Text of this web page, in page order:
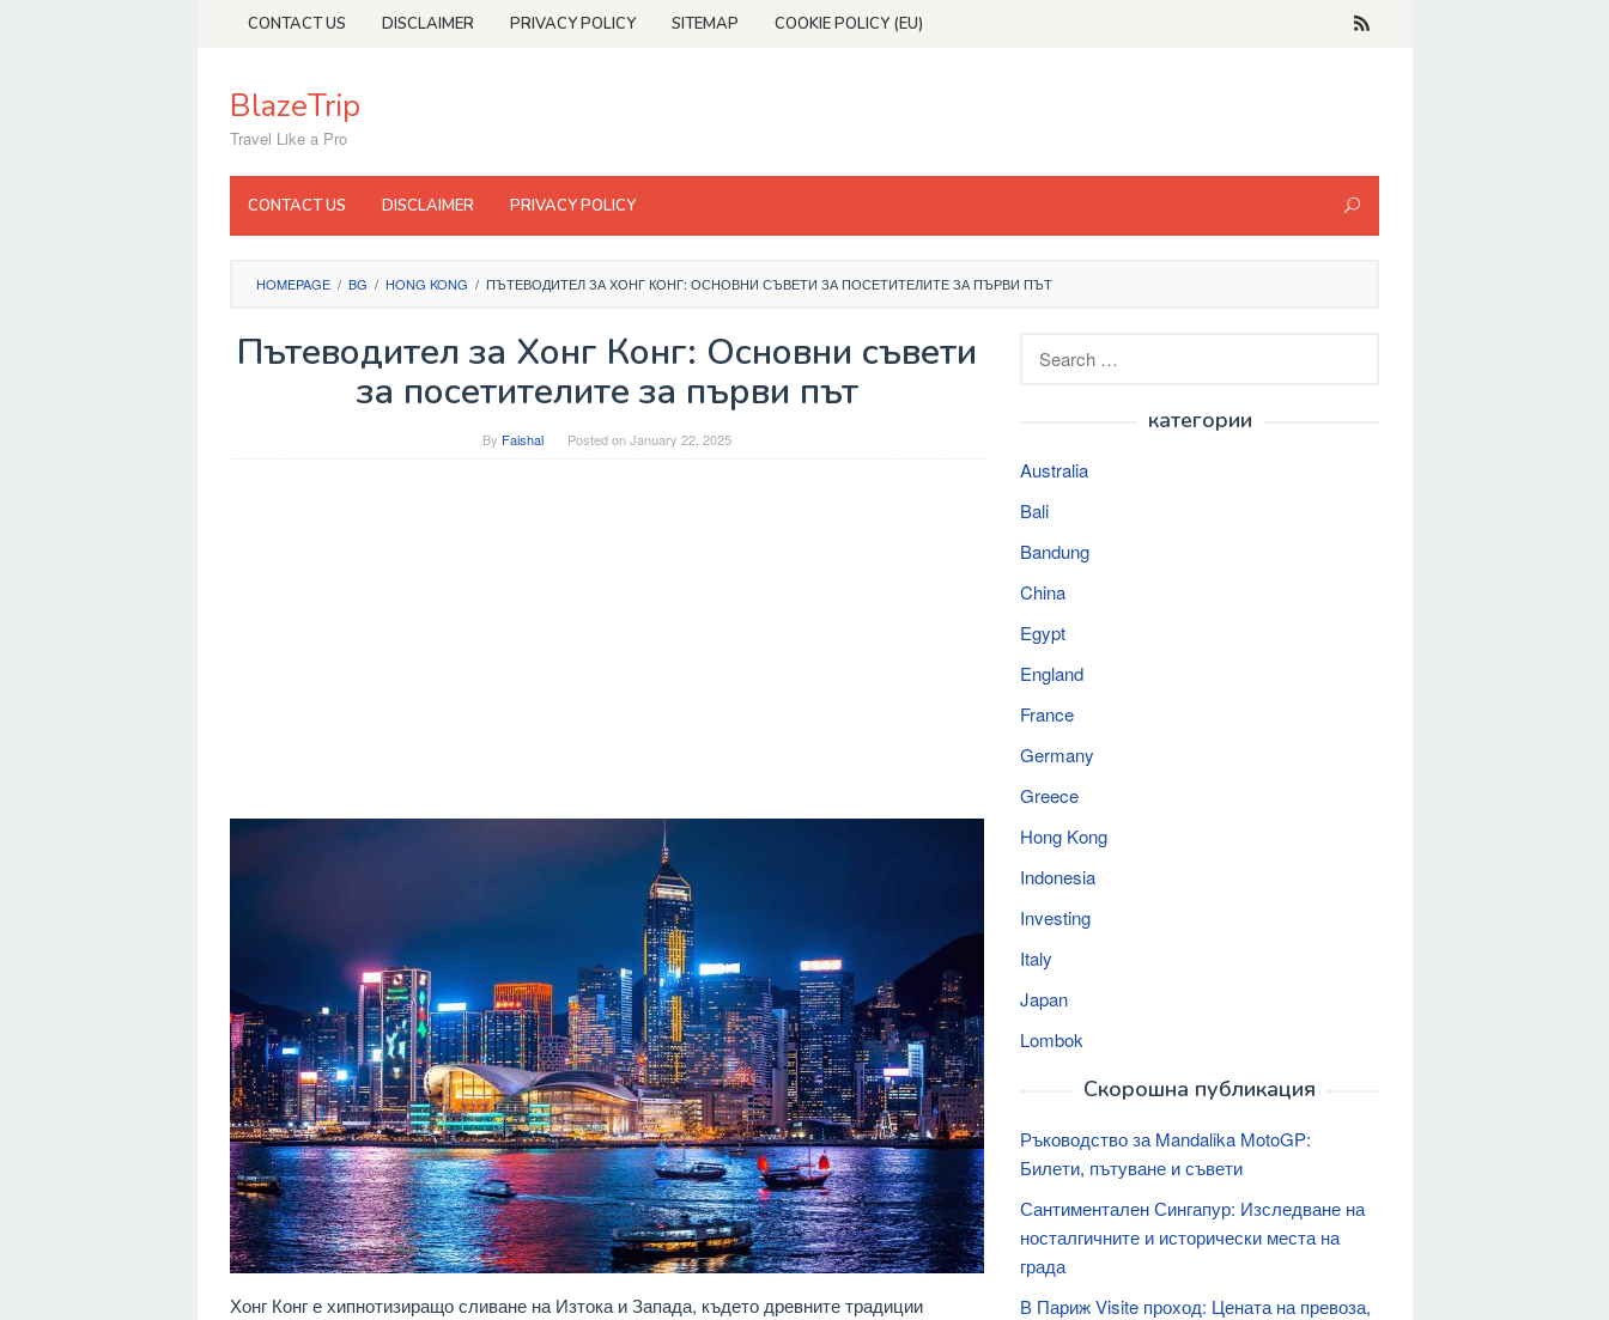
CONTACT US DISCLAIMER PRIVACY POLICY SITEMAP COOKIE POLICY (EU)
BlazeTrip
Travel Like a Pro
CONTACT US DISCLAIMER PRIVACY POLICY
HOMEPAGE / BG / HONG KONG / ПЪТЕВОДИТЕЛ ЗА ХОНГ КОНГ: ОСНОВНИ СЪВЕТИ ЗА ПОСЕТИТЕЛИТЕ ЗА ПЪРВИ ПЪТ
Пътеводител за Хонг Конг: Основни съвети
за посетителите за първи път
By Faishal Posted onJanuary 22, 2025
Хонг Конг е хипнотизиращо сливане на Изтока и Запада, където древните традиции
категории
Australia
Bali
Bandung
China
Egypt
England
France
Germany
Greece
Hong Kong
Indonesia
Investing
Italy
Japan
Lombok
Скорошна публикация
Ръководство за Mandalika MotoGP:
Билети, пътуване и съвети
Сантиментален Сингапур: Изследване на
носталгичните и исторически места на
града
В Париж Visite проход: Цената на превоза,